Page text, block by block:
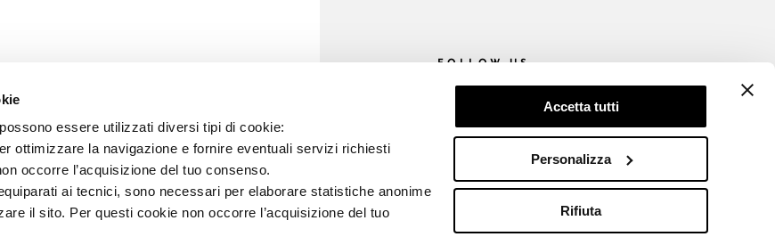
essere utilizzati diversi tipi di cookie:
ottimizzare la navigazione e fornire eventuali servizi richiesti
occorre l’acquisizione del tuo consenso.
ai tecnici, sono necessari per elaborare statistiche anonime
il sito. Per questi cookie non occorre l’acquisizione del tuo
Accetta tutti
Personalizza
Rifiuta
FOLLOW US
IMPR. BO 00286900378 R.E.A. BO 5545